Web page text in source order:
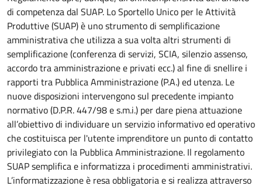
di competenza dal SUAP. Lo Sportello Unico per le Attività
Produttive (SUAP) è uno strumento di semplificazione
amministrativa che utilizza a sua volta altri strumenti di
semplificazione (conferenza di servizi, SCIA, silenzio assenso,
accordo tra amministrazione e privati ecc.) al fine di snellire i
rapporti tra Pubblica Amministrazione (P.A.) ed utenza. Le
nuove disposizioni intervengono sul precedente impianto
normativo (D.P.R. 447/98 e s.m.i.) per dare piena attuazione
all’obiettivo di individuare un servizio informativo ed operativo
che costituisca per l'utente imprenditore un punto di contatto
privilegiato con la Pubblica Amministrazione. Il regolamento
SUAP semplifica e informatizza i procedimenti amministrativi.
L’informatizzazione è resa obbligatoria e si realizza attraverso